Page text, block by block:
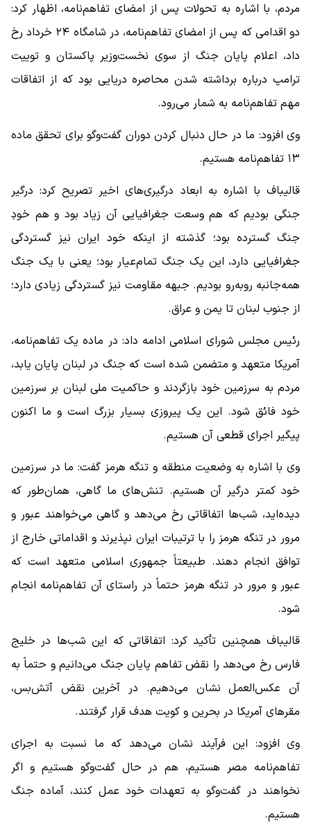
مردم، با اشاره به تحولات پس از امضای تفاهم‌نامه، اظهار کرد:
دو اقدامی که پس از امضای تفاهم‌نامه، در شامگاه ۲۴ خرداد رخ
داد، اعلام پایان جنگ از سوی نخست‌وزیر پاکستان و توییت
ترامپ درباره برداشته شدن محاصره دریایی بود که از اتفاقات
مهم تفاهم‌نامه به شمار می‌رود.
وی افزود: ما در حال دنبال کردن دوران گفت‌وگو برای تحقق ماده
۱۳ تفاهم‌نامه هستیم.
قالیباف با اشاره به ابعاد درگیری‌های اخیر تصریح کرد: درگیر
جنگی بودیم که هم وسعت جغرافیایی آن زیاد بود و هم خودِ
جنگ گسترده بود؛ گذشته از اینکه خود ایران نیز گستردگی
جغرافیایی دارد، این یک جنگ تمام‌عیار بود؛ یعنی با یک جنگ
همه‌جانبه روبه‌رو بودیم. جبهه مقاومت نیز گستردگی زیادی دارد؛
از جنوب لبنان تا یمن و عراق.
رئیس مجلس شورای اسلامی ادامه داد: در ماده یک تفاهم‌نامه،
آمریکا متعهد و متضمن شده است که جنگ در لبنان پایان یابد،
مردم به سرزمین خود بازگردند و حاکمیت ملی لبنان بر سرزمین
خود فائق شود. این یک پیروزی بسیار بزرگ است و ما اکنون
پیگیر اجرای قطعی آن هستیم.
وی با اشاره به وضعیت منطقه و تنگه هرمز گفت: ما در سرزمین
خود کمتر درگیر آن هستیم. تنش‌های ما گاهی، همان‌طور که
دیده‌اید، شب‌ها اتفاقاتی رخ می‌دهد و گاهی می‌خواهند عبور و
مرور در تنگه هرمز را با ترتیبات ایران نپذیرند و اقداماتی خارج از
توافق انجام دهند. طبیعتاً جمهوری اسلامی متعهد است که
عبور و مرور در تنگه هرمز حتماً در راستای آن تفاهم‌نامه انجام
شود.
قالیباف همچنین تأکید کرد: اتفاقاتی که این شب‌ها در خلیج
فارس رخ می‌دهد را نقض تفاهم پایان جنگ می‌دانیم و حتماً به
آن عکس‌العمل نشان می‌دهیم. در آخرین نقض آتش‌بس،
مقرهای آمریکا در بحرین و کویت هدف قرار گرفتند.
وی افزود: این فرآیند نشان می‌دهد که ما نسبت به اجرای
تفاهم‌نامه مصر هستیم، هم در حال گفت‌وگو هستیم و اگر
نخواهند در گفت‌وگو به تعهدات خود عمل کنند، آماده جنگ
هستیم.